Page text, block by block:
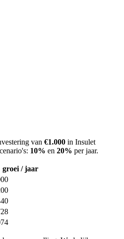
van €1.000 in Insulet
10% en 20% per jaar.
groei / jaar